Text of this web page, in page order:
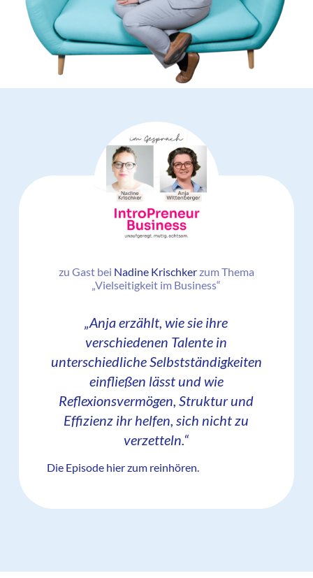
zu Gast bei Nadine Krischkerzum Thema
„Vielseitigkeit im Business“
„Anja erzählt, wie sie ihre
verschiedenen Talente in
unterschiedliche Selbstständigkeiten
einfließen lässt und wie
Reflexionsvermögen, Struktur und
Effizienz ihr helfen, sich nicht zu
verzetteln.“
Die Episode hier zum reinhören.